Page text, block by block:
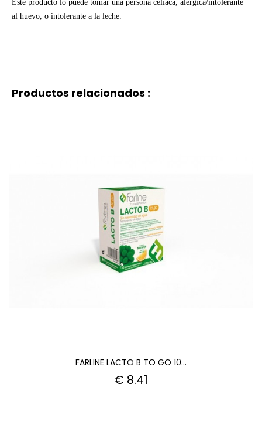
Este producto lo puede tomar una persona celíaca, alérgica/intolerante
al huevo, o intolerante a la leche.
Productos relacionados :
FARLINE LACTO B TO GO 10...
€ 8.41